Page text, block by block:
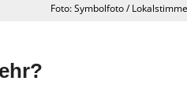
Foto: Symbolfoto /